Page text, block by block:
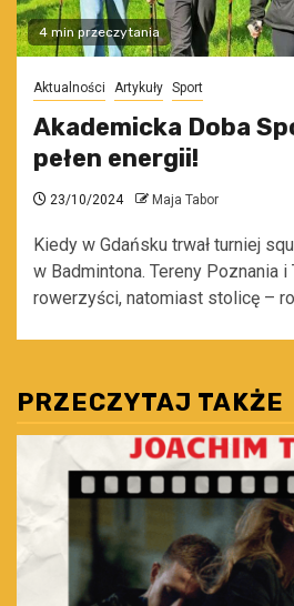
4 min przeczytania
Aktualności Artykuły Sport
Akademicka Doba
pełen energii!
23/10/2024 Maja Tabor
Kiedy w Gdańsku trwał turniej
w Badmintona. Tereny Poznania
rowerzyści, natomiast stolicę –
PRZECZYTAJ TAKŻE